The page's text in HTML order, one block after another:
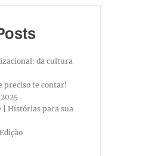
da cultura
preciso te contar!
| Histórias para sua